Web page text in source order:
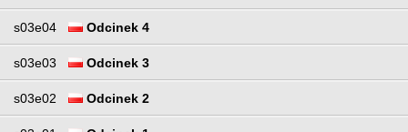
s03e04 Odcinek 4
s03e03 Odcinek 3
s03e02 Odcinek 2